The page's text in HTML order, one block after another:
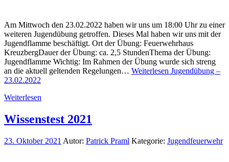
Am Mittwoch den 23.02.2022 haben wir uns um 18:00 Uhr zu einer
weiteren Jugendübung getroffen. Dieses Mal haben wir uns mit der
Jugendflamme beschäftigt. Ort der Übung: Feuerwehrhaus
KreuzbergDauer der Übung: ca. 2,5 StundenThema der Übung:
Jugendflamme Wichtig: Im Rahmen der Übung wurde sich streng
an die aktuell geltenden Regelungen… Weiterlesen Jugendübung –
23.02.2022
Weiterlesen
Wissenstest 2021
23. Oktober 2021 Autor: Patrick Praml Kategorie: Jugendfeuerwehr